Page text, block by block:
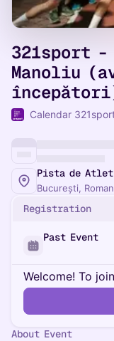
321sport
Manoliu
Calendar
Pista de
București,
Registration
Past Event
Welcome! To
About Event